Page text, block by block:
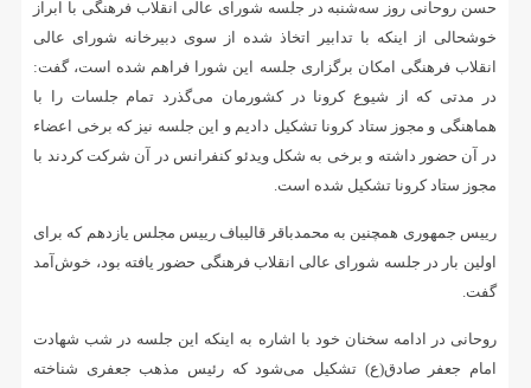
حسن روحانی روز سه‌شنبه در جلسه شورای عالی انقلاب فرهنگی با ابراز
خوشحالی از اینکه با تدابیر اتخاذ شده از سوی دبیرخانه شورای عالی
انقلاب فرهنگی امکان برگزاری جلسه این شورا فراهم شده است، گفت:
در مدتی که از شیوع کرونا در کشورمان می‌گذرد تمام جلسات را با
هماهنگی و مجوز ستاد کرونا تشکیل دادیم و این جلسه نیز که برخی اعضاء
در آن حضور داشته و برخی به شکل ویدئو کنفرانس در آن شرکت کردند با
مجوز ستاد کرونا تشکیل شده است.
رییس جمهوری همچنین به محمدباقر قالیباف رییس مجلس یازدهم که برای
اولین بار در جلسه شورای عالی انقلاب فرهنگی حضور یافته بود، خوش‌آمد
گفت.
روحانی در ادامه سخنان خود با اشاره به اینکه این جلسه در شب شهادت
امام جعفر صادق(ع) تشکیل می‌شود که رئیس مذهب جعفری شناخته